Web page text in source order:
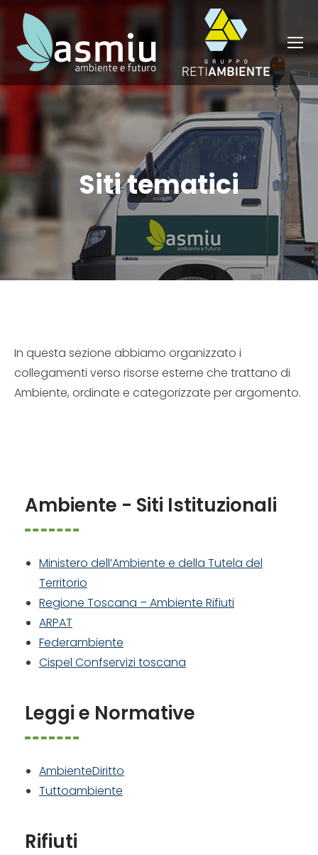
Siti tematici
In questa sezione abbiamo organizzato i
collegamenti verso risorse esterne che trattano di
Ambiente, ordinate e categorizzate per argomento.
Ambiente - Siti Istituzionali
Ministero dell’Ambiente e della Tutela del
Territorio
Regione Toscana – Ambiente Rifiuti
ARPAT
Federambiente
Cispel Confservizi toscana
Leggi e Normative
AmbienteDiritto
Tuttoambiente
Rifiuti